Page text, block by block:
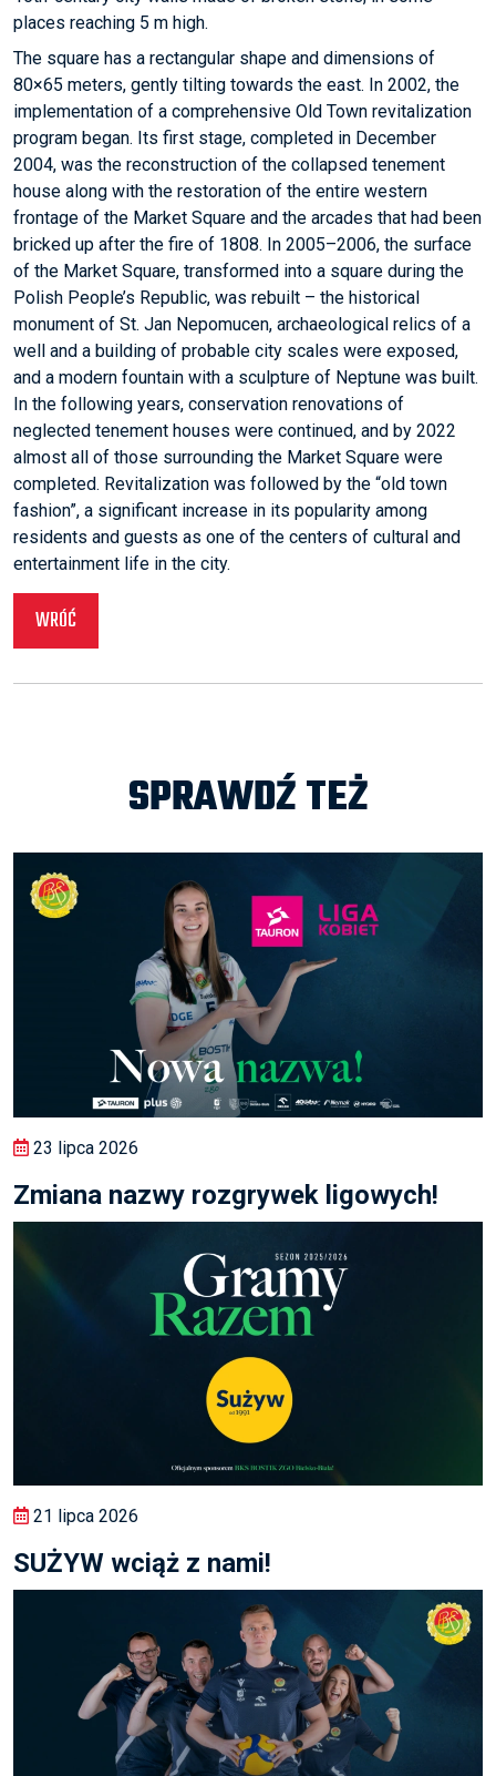
places reaching 5 m high.
The square has a rectangular shape and dimensions of
80×65 meters, gently tilting towards the east. In 2002, the
implementation of a comprehensive Old Town revitalization
program began. Its first stage, completed in December
2004, was the reconstruction of the collapsed tenement
house along with the restoration of the entire western
frontage of the Market Square and the arcades that had been
bricked up after the fire of 1808. In 2005–2006, the surface
of the Market Square, transformed into a square during the
Polish People’s Republic, was rebuilt – the historical
monument of St. Jan Nepomucen, archaeological relics of a
well and a building of probable city scales were exposed,
and a modern fountain with a sculpture of Neptune was built.
In the following years, conservation renovations of
neglected tenement houses were continued, and by 2022
almost all of those surrounding the Market Square were
completed. Revitalization was followed by the “old town
fashion”, a significant increase in its popularity among
residents and guests as one of the centers of cultural and
entertainment life in the city.
WRÓĆ
SPRAWDŹ TEŻ
23 lipca 2026
Zmiana nazwy rozgrywek ligowych!
21 lipca 2026
SUŻYW wciąż z nami!